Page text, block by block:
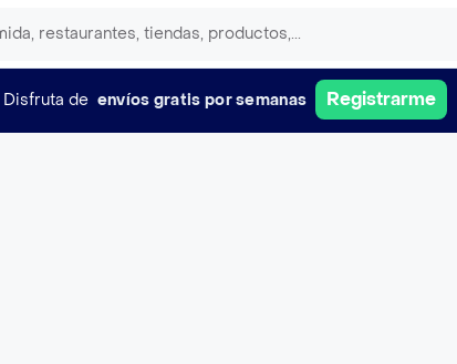
Disfruta de envíos gratis por semanas Registrarme